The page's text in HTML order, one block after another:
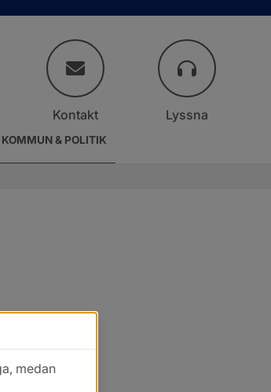
KOMMUN & POLITIK
Kontakt Lyssna
medan